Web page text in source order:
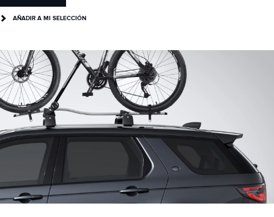
AÑADIR A MI SELECCIÓN